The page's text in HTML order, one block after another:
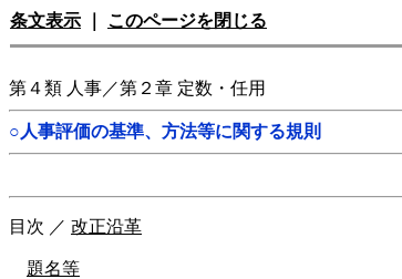
条文表示 このページを閉じる
第４類 人事／第２章 定数・任用
○人事評価の基準、方法等に関する規則
目次 ／ 改正沿革
題名等